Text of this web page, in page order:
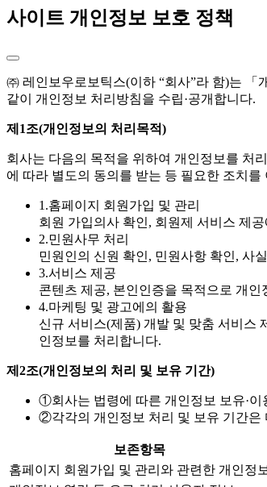
사이트 개인정보 보호 정책
㈜ 레인보우로보틱스(이하 “회사”라 함)는
같이 개인정보 처리방침을 수립·공개합니다.
제1조(개인정보의 처리목적)
회사는 다음의 목적을 위하여 개인정보를 처
에 따라 별도의 동의를 받는 등 필요한 조치를
1.홈페이지 회원가입 및 관리
회원 가입의사 확인, 회원제 서비스 제
2.민원사무 처리
민원인의 신원 확인, 민원사항 확인, 사
3.서비스 제공
콘텐츠 제공, 본인인증을 목적으로 개인
4.마케팅 및 광고에의 활용
신규 서비스(제품) 개발 및 맞춤 서비스
인정보를 처리합니다.
제2조(개인정보의 처리 및 보유 기간)
①회사는 법령에 따른 개인정보 보유·
②각각의 개인정보 처리 및 보유 기간은
보존항목
홈페이지 회원가입 및 관리와 관련한 개인정보